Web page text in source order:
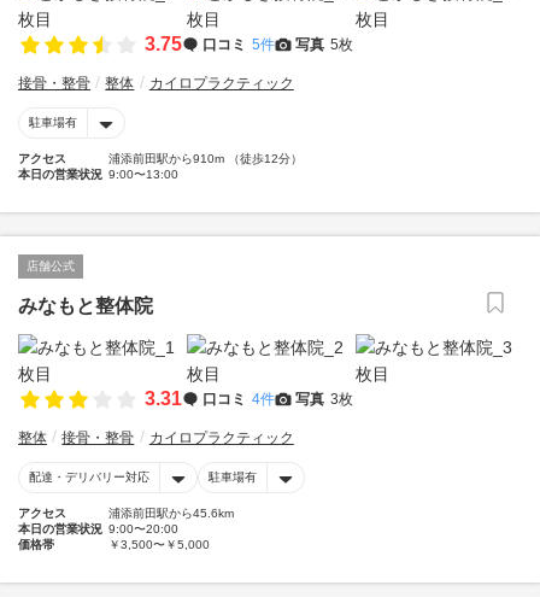
3.75 口コミ 5件 写真 5枚
接骨・整骨 整体 カイロプラクティック
駐車場有
アクセス
浦添前田駅から910m （徒歩12分）
本日の営業状況 9:00〜13:00
店舗公式
みなもと整体院
3.31 口コミ 4件 写真 3枚
整体 接骨・整骨 カイロプラクティック
配達・デリバリー対応 駐車場有
アクセス
浦添前田駅から45.6km
本日の営業状況 9:00〜20:00
価格帯
￥3,500〜￥5,000